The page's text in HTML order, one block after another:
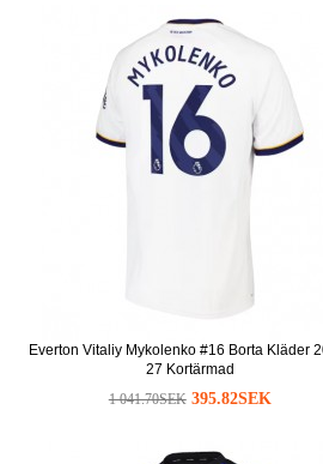
Everton Vitaliy Mykolenko #16 Borta Kläder
27 Kortärmad
1 041.70SEK 395.82SEK